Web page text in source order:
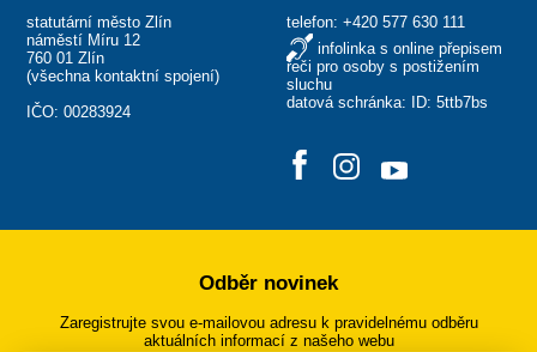
statutární město Zlín
náměstí Míru 12
760 01 Zlín
(všechna kontaktní spojení)
IČO: 00283924
telefon: +420 577 630 111
infolinka s online přepisem
řeči pro osoby s postižením
sluchu
datová schránka: ID: 5ttb7bs
Odběr novinek
Zaregistrujte svou e-mailovou adresu k pravidelnému odběru
aktuálních informací z našeho webu